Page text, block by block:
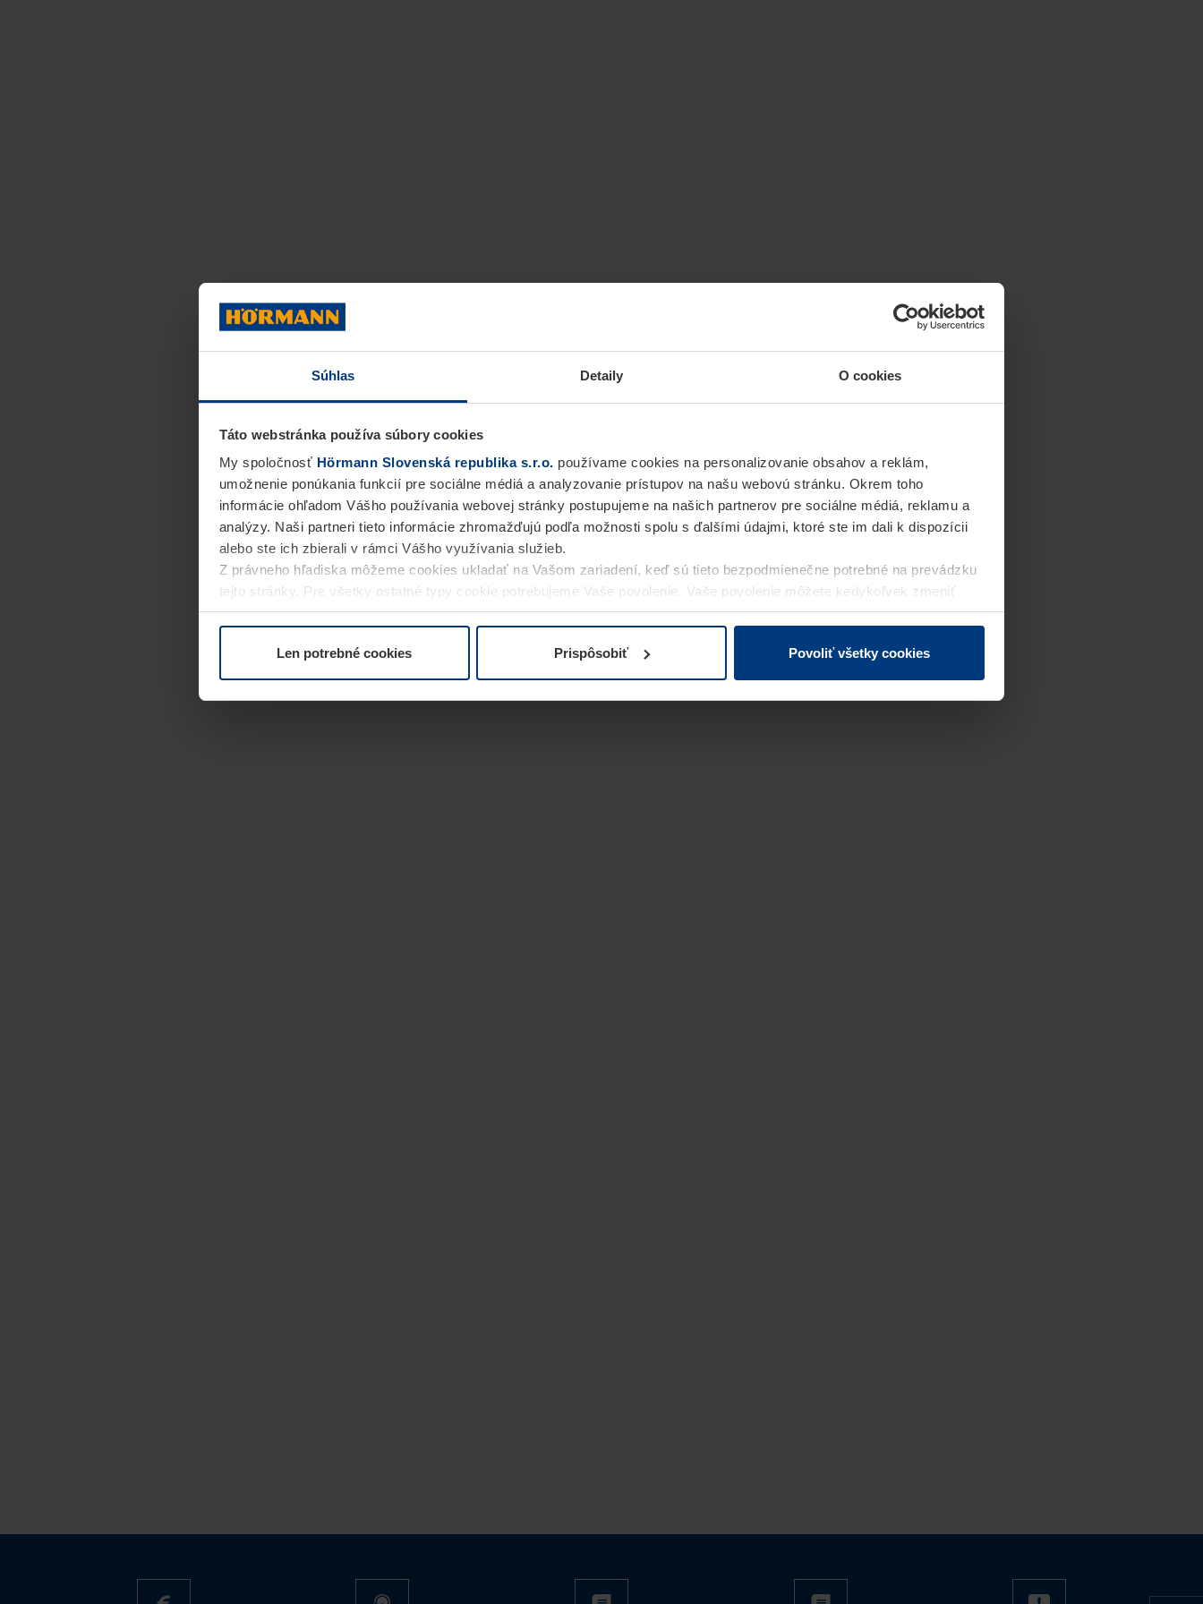
Súhlas Detaily O cookies
Táto webstránka používa súbory cookies
My spoločnosť Hörmann Slovenská republika s.r.o. používame cookies na personalizovanie obsahov a reklám,
umožnenie ponúkania funkcií pre sociálne médiá a analyzovanie prístupov na našu webovú stránku. Okrem toho
informácie ohľadom Vášho používania webovej stránky postupujeme na našich partnerov pre sociálne médiá, reklamu a
analýzy. Naši partneri tieto informácie zhromažďujú podľa možnosti spolu s ďalšími údajmi, ktoré ste im dali k dispozícii
alebo ste ich zbierali v rámci Vášho využívania služieb.
Z právneho hľadiska môžeme cookies ukladať na Vašom zariadení, keď sú tieto bezpodmienečne potrebné na prevádzku
tejto stránky. Pre všetky ostatné typy cookie potrebujeme Vaše povolenie. Vaše povolenie môžete kedykoľvek zmeniť
alebo odvolať vo vysvetlení cookie na stránkeVyhlásenie o ochrane osobných údajovnašej webovej stránky.
Len potrebné cookies Prispôsobiť Povoliť všetky cookies